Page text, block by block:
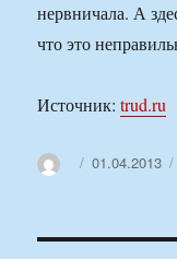
нервничала. А
что это
Источник:trud.ru
Автор01.04.2013